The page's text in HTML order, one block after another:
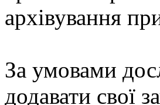
архівування
За умовами
додавати свої